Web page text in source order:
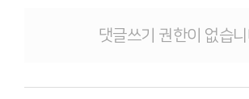
댓글쓰기 권한이 없습